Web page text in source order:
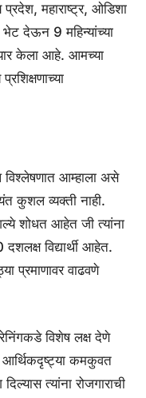
महाराष्ट्र, ओडिशा
भेट देऊन 9 महिन्यांच्या
केला आहे. आमच्या
विश्लेषणात आम्हाला असे
कुशल व्यक्ती नाही.
शोधत आहेत जी त्यांना
विद्यार्थी आहेत.
प्रमाणावर वाढवणे
विशेष लक्ष देणे
आर्थिकदृष्ट्या कमकुवत
त्यांना रोजगाराची